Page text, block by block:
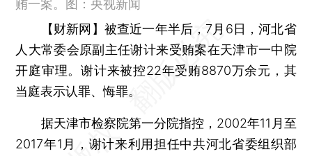
贿一案。图：央视新闻
【财新网】 被查近一年半后，7月6日，河北省
人大常委会原副主任谢计来受贿案在天津市一中院
开庭审理。谢计来被控22年受贿8870万余元，其
当庭表示认罪、悔罪。
据天津市检察院第一分院指控，2002年11月至
2017年1月，谢计来利用担任中共河北省委组织部